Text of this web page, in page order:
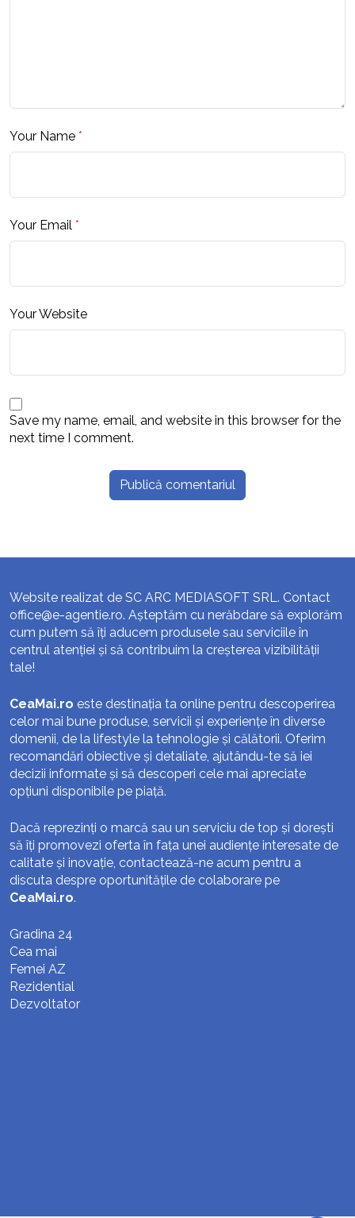
Your Name *
Your Email *
Your Website
Save my name, email, and website in this browser for the
next time I comment.
Website realizat de SC ARC MEDIASOFT SRL. Contact
office@e-agentie.ro. Așteptăm cu nerăbdare să explorăm
cum putem să îți aducem produsele sau serviciile în
centrul atenției și să contribuim la creșterea vizibilității
tale!
CeaMai.ro este destinația ta online pentru descoperirea
celor mai bune produse, servicii și experiențe în diverse
domenii, de la lifestyle la tehnologie și călătorii. Oferim
recomandări obiective și detaliate, ajutându-te să iei
decizii informate și să descoperi cele mai apreciate
opțiuni disponibile pe piață.
Dacă reprezinți o marcă sau un serviciu de top și dorești
să îți promovezi oferta în fața unei audiențe interesate de
calitate și inovație, contactează-ne acum pentru a
discuta despre oportunitățile de colaborare pe
CeaMai.ro.
Gradina 24
Cea mai
Femei AZ
Rezidential
Dezvoltator